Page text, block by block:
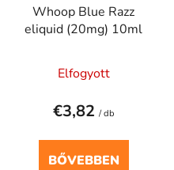
Whoop Blue Razz
eliquid (20mg) 10ml
Elfogyott
€3,82 / db
BŐVEBBEN